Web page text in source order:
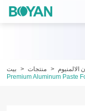
بيت منتجات الالمنيوم
Premium Aluminum Paste